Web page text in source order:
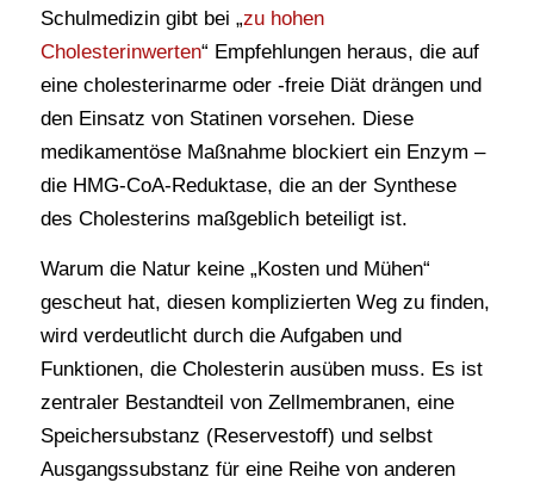
Schulmedizin gibt bei „zu hohen
Cholesterinwerten“ Empfehlungen heraus, die auf
eine cholesterinarme oder -freie Diät drängen und
den Einsatz von Statinen vorsehen. Diese
medikamentöse Maßnahme blockiert ein Enzym –
die HMG-CoA-Reduktase, die an der Synthese
des Cholesterins maßgeblich beteiligt ist.
Warum die Natur keine „Kosten und Mühen“
gescheut hat, diesen komplizierten Weg zu finden,
wird verdeutlicht durch die Aufgaben und
Funktionen, die Cholesterin ausüben muss. Es ist
zentraler Bestandteil von Zellmembranen, eine
Speichersubstanz (Reservestoff) und selbst
Ausgangssubstanz für eine Reihe von anderen